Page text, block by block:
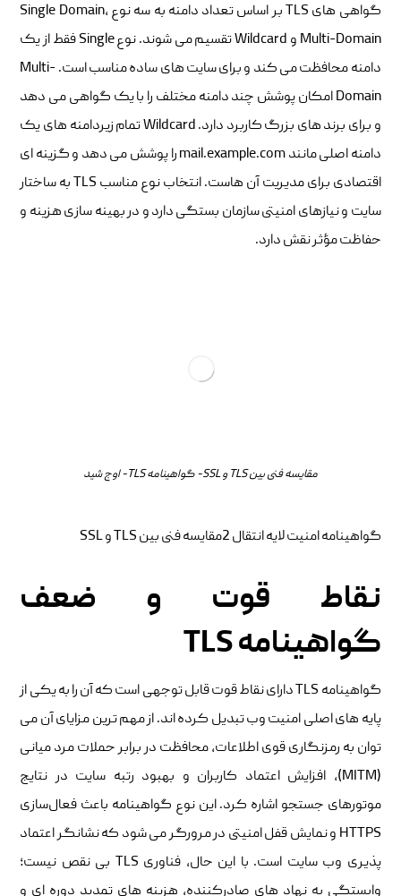
گواهی‌ های TLS بر اساس تعداد دامنه به سه نوع Single Domain،
Multi-Domain و Wildcard تقسیم می‌ شوند. نوع Single فقط از یک
دامنه محافظت می‌ کند و برای سایت‌ های ساده مناسب است. Multi-
Domain امکان پوشش چند دامنه مختلف را با یک گواهی می‌ دهد
و برای برند های بزرگ کاربرد دارد. Wildcard تمام زیردامنه‌ های یک
دامنه اصلی مانند mail.example.com را پوشش می‌ دهد و گزینه‌ ای
اقتصادی برای مدیریت آن‌ هاست. انتخاب نوع مناسب TLS به ساختار
سایت و نیازهای امنیتی سازمان بستگی دارد و در بهینه سازی هزینه و
حفاظت مؤثر نقش دارد.
مقایسه فنی بین TLS و SSL- گواهینامه TLS- اوج شید
گواهینامه امنیت لایه انتقال 2مقایسه فنی بین TLS و SSL
نقاط قوت و ضعف
گواهینامه TLS
گواهینامه TLS دارای نقاط قوت قابل توجهی است که آن را به یکی از
پایه های اصلی امنیت وب تبدیل کرده اند. از مهم ترین مزایای آن می
توان به رمزنگاری قوی اطلاعات، محافظت در برابر حملات مرد میانی
(MITM)، افزایش اعتماد کاربران و بهبود رتبه سایت در نتایج
موتورهای جستجو اشاره کرد. این نوع گواهینامه باعث فعال‌سازی
HTTPS و نمایش قفل امنیتی در مرورگر می‌ شود که نشانگر اعتماد
پذیری وب‌ سایت است. با این حال، فناوری TLS بی‌ نقص نیست؛
وابستگی به نهاد های صادرکننده، هزینه‌ های تمدید دوره‌ ای و